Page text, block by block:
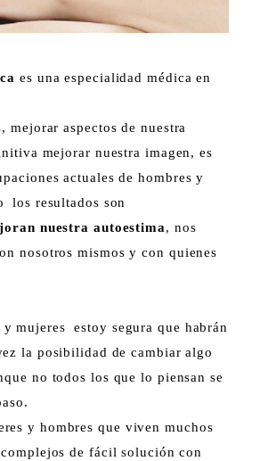
es una especialidad médica en
mejorar aspectos de nuestra
mejorar nuestra imagen, es
actuales de hombres y
los resultados son
nuestra autoestima, nos
nosotros mismos y con quienes
y mujeres estoy segura que habrán
la posibilidad de cambiar algo
no todos los que lo piensan se
y hombres que viven muchos
de fácil solución con